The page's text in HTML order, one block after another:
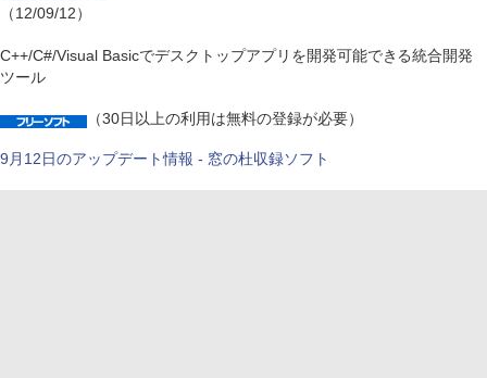
（12/09/12）
C++/C#/Visual Basicでデスクトップアプリを開発可能できる統合開発
ツール
（30日以上の利用は無料の登録が必要）
9月12日のアップデート情報 - 窓の杜収録ソフト